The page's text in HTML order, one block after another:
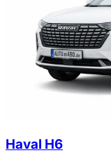
Haval H6